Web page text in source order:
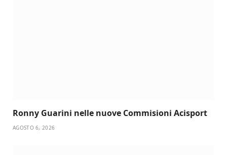
Ronny Guarini nelle nuove Commisioni Acisport
AGOSTO 6, 2026